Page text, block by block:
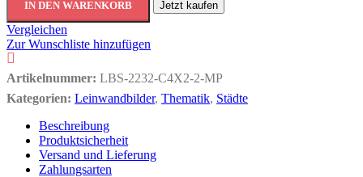
IN DEN WARENKORB Jetzt kaufen
Vergleichen
Zur Wunschliste hinzufügen
Artikelnummer: LBS-2232-C4X2-2-MP
Kategorien: Leinwandbilder, Thematik, Städte
Beschreibung
Produktsicherheit
Versand und Lieferung
Zahlungsarten